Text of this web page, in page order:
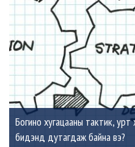
Богино хугацааны тактик, урт
бидэнд дутагдаж байна вэ?